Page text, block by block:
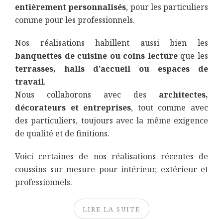
entièrement personnalisés, pour les particuliers
comme pour les professionnels.
Nos réalisations habillent aussi bien les
banquettes de cuisine ou coins lectureque les
terrasses, halls d’accueil ou espaces de
travail.
Nous collaborons avec des architectes,
décorateurs et entreprises, tout comme avec
des particuliers, toujours avec la même exigence
de qualité et de finitions.
Voici certaines de nos réalisations récentes de
coussins sur mesure pour intérieur, extérieur et
professionnels.
LIRE LA SUITE